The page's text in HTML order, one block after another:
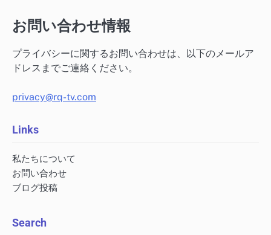
お問い合わせ情報
プライバシーに関するお問い合わせは、以下のメールア
ドレスまでご連絡ください。
privacy@rq-tv.com
Links
私たちについて
お問い合わせ
ブログ投稿
Search